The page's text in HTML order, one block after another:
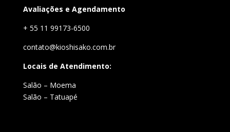
Avaliações e Agendamento
+ 55 11 99173-6500
contato@kioshisako.com.br
Locais de Atendimento:
Salão – Moema
Salão – Tatuapé